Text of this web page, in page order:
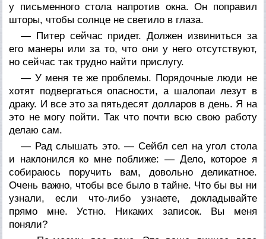
у письменного стола напротив окна. Он поправил
шторы, чтобы солнце не светило в глаза.
— Питер сейчас придет. Должен извиниться за
его манеры или за то, что они у него отсутствуют,
но сейчас так трудно найти прислугу.
— У меня те же проблемы. Порядочные люди не
хотят подвергаться опасности, а шалопаи лезут в
драку. И все это за пятьдесят долларов в день. Я на
это не могу пойти. Так что почти всю свою работу
делаю сам.
— Рад слышать это. — Сейбл сел на угол стола
и наклонился ко мне поближе: — Дело, которое я
собираюсь поручить вам, довольно деликатное.
Очень важно, чтобы все было в тайне. Что бы вы ни
узнали, если что-либо узнаете, докладывайте
прямо мне. Устно. Никаких записок. Вы меня
поняли?